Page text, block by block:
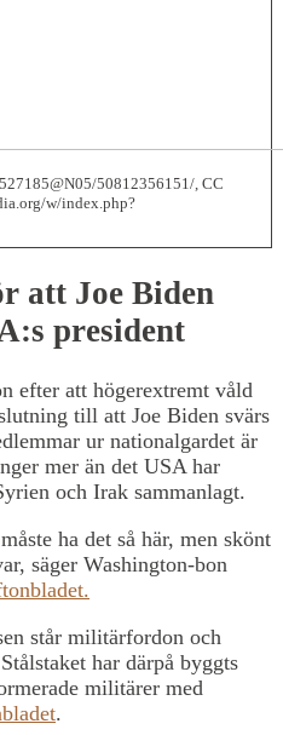
50812356151/, CC
w/index.php?
att Joe Biden
president
efter att högerextremt våld
till att Joe Biden svärs
ur nationalgardet är
mer än det USA har
och Irak sammanlagt.
ha det så här, men skönt
säger Washington-bon
står militärfordon och
har därpå byggts
militärer med
.